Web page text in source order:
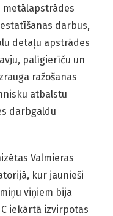
darbus,
detaļu apstrādes
palīgierīču un
ražošanas
atbalstu
darbgaldu
Valmieras
kur jaunieši
viņiem bija
iekārtā izvirpotas